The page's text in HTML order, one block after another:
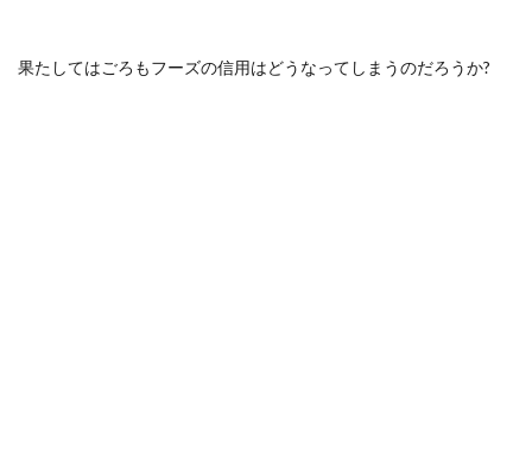
果たしてはごろもフーズの信用はどうなってしまうのだろうか?